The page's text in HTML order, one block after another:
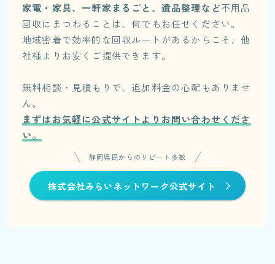
家電・家具、一軒家まるごと、遺品整理など不用品
回収にまつわることは、何でもお任せください。
地域密着で効率的な回収ルートがあるからこそ、他
社様よりお安くご提供できます。
無料相談・見積もりで、追加料金の心配もありませ
ん。
まずはお気軽に公式サイトよりお問い合わせくださ
い。
静岡県民からのリピート多数
株式会社みらいネットワーク公式サイト